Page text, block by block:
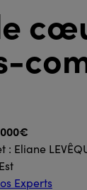
: Eliane
Experts